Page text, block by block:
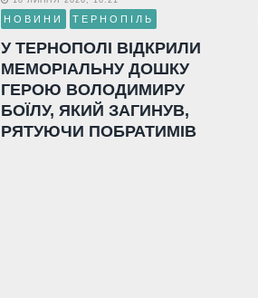
НОВИНИ ТЕРНОПІЛЬ
У ТЕРНОПОЛІ ВІДКРИЛИ
МЕМОРІАЛЬНУ ДОШКУ
ГЕРОЮ ВОЛОДИМИРУ
БОЇЛУ, ЯКИЙ ЗАГИНУВ,
РЯТУЮЧИ ПОБРАТИМІВ